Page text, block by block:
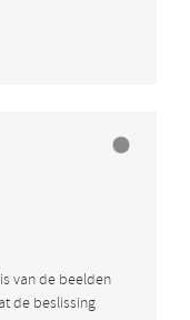
van de beelden
de beslissing